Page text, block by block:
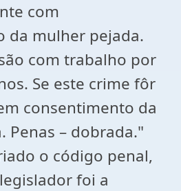
com
da mulher pejada.
com trabalho por
Se este crime fôr
consentimento da
Penas – dobrada."
o código penal,
foi a